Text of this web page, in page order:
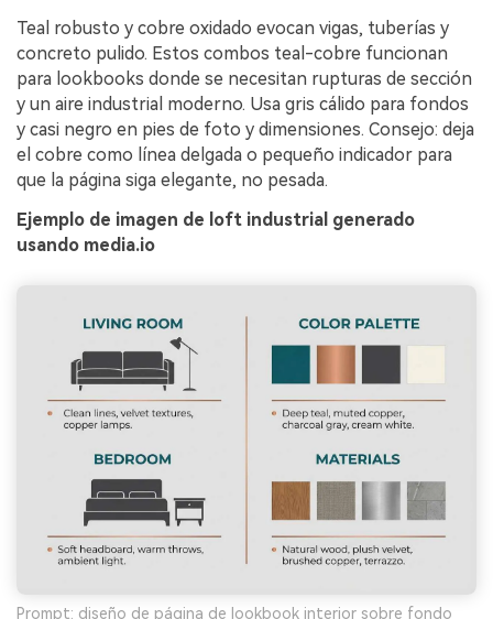
Teal robusto y cobre oxidado evocan vigas, tuberías y
concreto pulido. Estos combos teal-cobre funcionan
para lookbooks donde se necesitan rupturas de sección
y un aire industrial moderno. Usa gris cálido para fondos
y casi negro en pies de foto y dimensiones. Consejo: deja
el cobre como línea delgada o pequeño indicador para
que la página siga elegante, no pesada.
Ejemplo de imagen de loft industrial generado
usando media.io
Prompt: diseño de página de lookbook interior sobre fondo